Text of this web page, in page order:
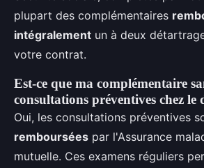
plupart des complémentaires
intégralement un à deux
votre contrat.
Est-ce que ma complémentaire
consultations préventives chez le
Oui, les consultations préventives
remboursées par l'Assurance
mutuelle. Ces examens réguliers